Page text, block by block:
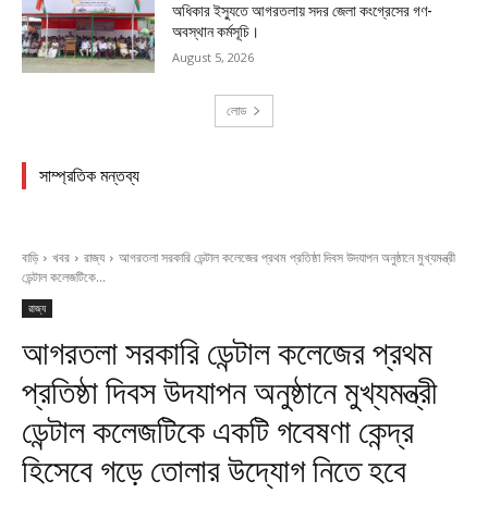
অধিকার ইস্যুতে আগরতলায় সদর জেলা কংগ্রেসের গণ-
অবস্থান কর্মসূচি।
August 5, 2026
লোড
সাম্প্রতিক মন্তব্য